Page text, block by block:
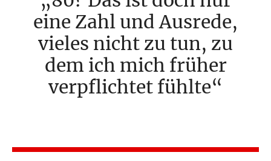
eine Zahl und Ausrede,
vieles nicht zu tun, zu
dem ich mich früher
verpflichtet fühlte